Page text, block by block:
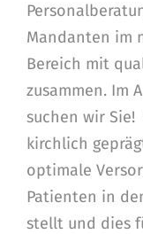
Mandanten im
Bereich mit
zusammen. Im
suchen wir
kirchlich
optimale
Patienten in
stellt und dies